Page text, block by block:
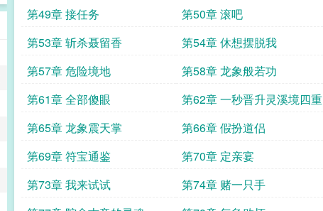
第49章 接任务
第50章 滚吧
第53章 斩杀聂留香
第54章 休想摆脱我
第57章 危险境地
第58章 龙象般若功
第61章 全部傻眼 第62章 一秒晋升灵溪境四重
第65章 龙象震天掌
第66章 假扮道侣
第69章 符宝通鉴
第70章 定亲宴
第73章 我来试试
第74章 赌一只手